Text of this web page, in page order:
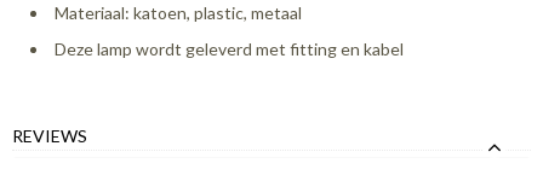
Materiaal: katoen, plastic, metaal
Deze lamp wordt geleverd met fitting en kabel
REVIEWS